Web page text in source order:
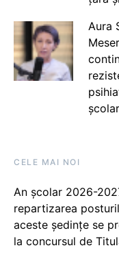
Aura
CELE MAI NOI
An școlar 2026-
repartizarea
aceste ședințe se
la concursul de